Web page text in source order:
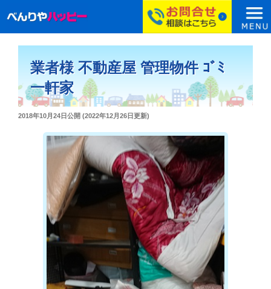
業者様 不動産屋 管理物件 ｺﾞﾐ
一軒家
投
2018年10月24日公開 (2022年12月26日更新)